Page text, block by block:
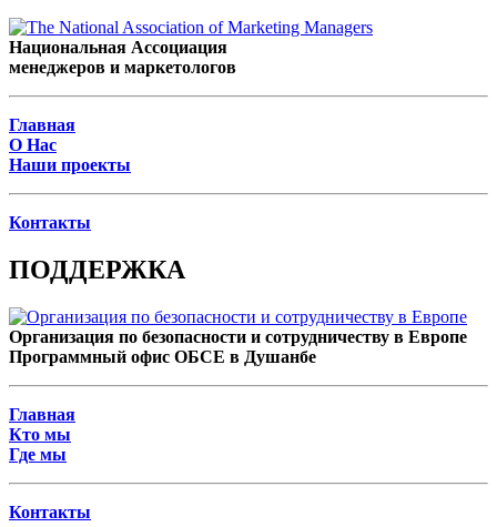
Национальная Ассоциация
менеджеров и маркетологов
Главная
О Нас
Наши проекты
Контакты
ПОДДЕРЖКА
Организация по безопасности и сотрудничеству в Европе
Программный офис ОБСЕ в Душанбе
Главная
Кто мы
Где мы
Контакты